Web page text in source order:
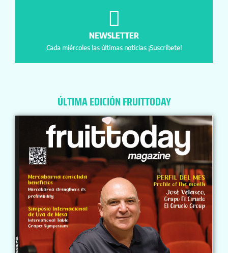
NEWSLETTER
Cada miércoles las últimas noticias ¡Suscríbete!
ÚLTIMA EDICIÓN FRUITTODAY